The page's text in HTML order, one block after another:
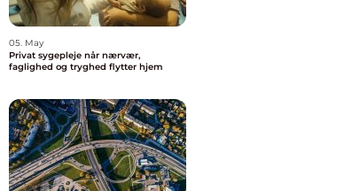
05. May
Privat sygepleje når nærvær,
faglighed og tryghed flytter hjem